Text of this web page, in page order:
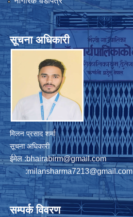
सूचना अधिकारी
मिलन प्रसाद शर्मा
सूचना अधिकारी
ईमेल :bhairabirm@gmail.com
:milansharma7213@gmail.com
सम्पर्क विवरण